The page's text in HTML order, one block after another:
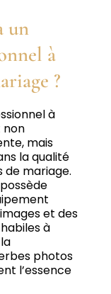
un
à
?
à
non
mais
la qualité
de mariage.
et des
à
photos
l’essence